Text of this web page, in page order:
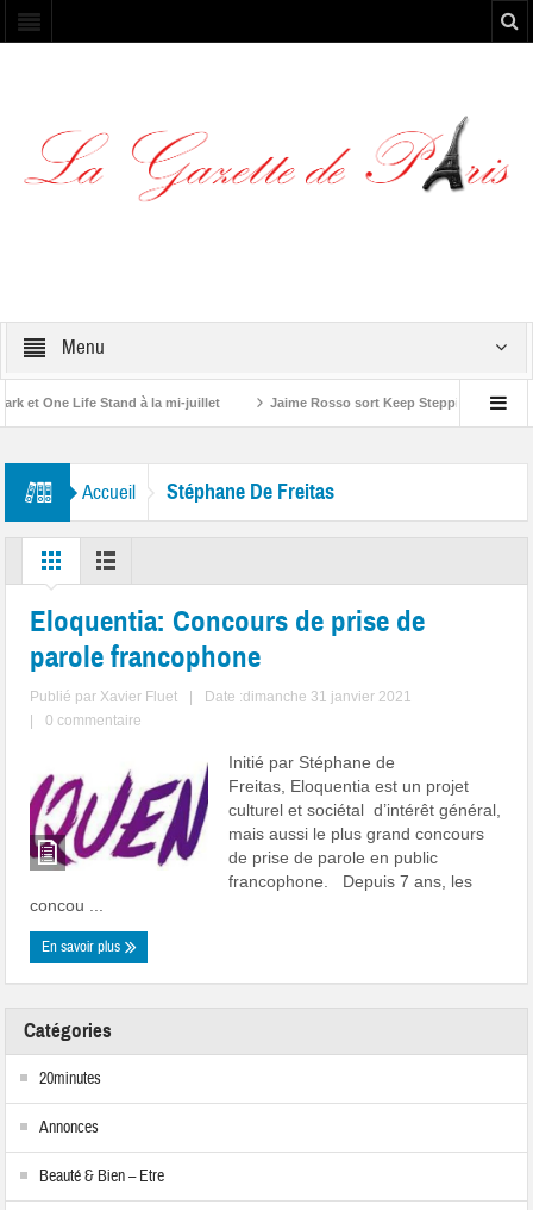
Menu
et One Life Stand à la mi-juillet Jaime Rosso sort Keep Stepping, son
Accueil Stéphane De Freitas
Eloquentia: Concours de prise de
parole francophone
Publié par Xavier Fluet
Date :dimanche 31 janvier 2021
0 commentaire
Initié par Stéphane de
Freitas, Eloquentia est un projet
culturel et sociétal d’intérêt général,
mais aussi le plus grand concours
de prise de parole en public
francophone. Depuis 7 ans, les
concou ...
En savoir plus
Catégories
20minutes
Annonces
Beauté & Bien – Etre